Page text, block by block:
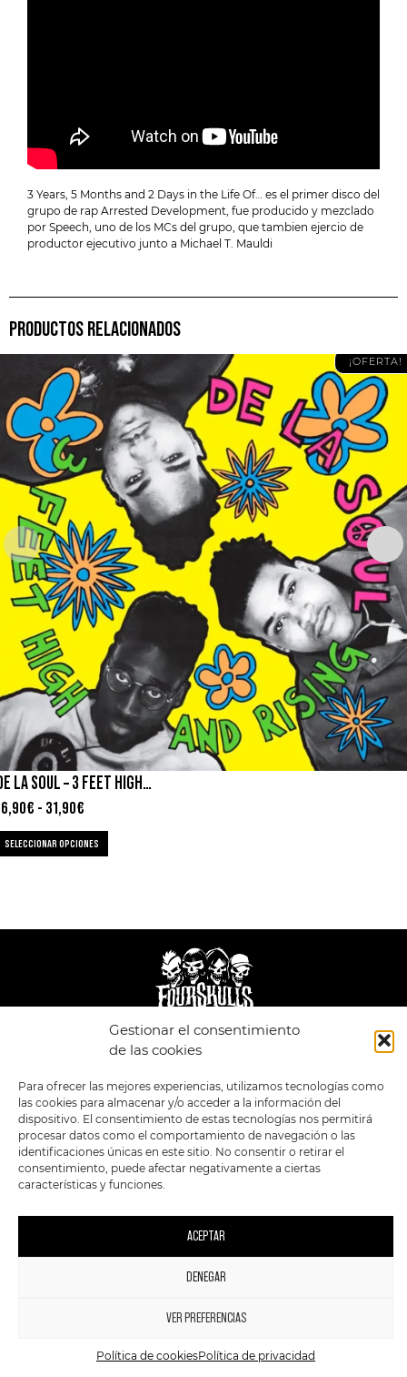
Gestionar el consentimiento
de las cookies
Para ofrecer las mejores experiencias, utilizamos tecnologías como
las cookies para almacenar y/o acceder a la información del
dispositivo. El consentimiento de estas tecnologías nos permitirá
procesar datos como el comportamiento de navegación o las
identificaciones únicas en este sitio. No consentir o retirar el
consentimiento, puede afectar negativamente a ciertas
características y funciones.
ACEPTAR
DENEGAR
VER PREFERENCIAS
Política de cookiesPolítica de privacidad
3 Years, 5 Months and 2 Days in the Life Of… es el primer disco del
grupo de rap Arrested Development, fue producido y mezclado
por Speech, uno de los MCs del grupo, que tambien ejercio de
productor ejecutivo junto a Michael T. Mauldi
PRODUCTOS RELACIONADOS
¡OFERTA!
DE LA SOUL – 3 FEET HIGH AND RISING
€ - 31,90€
SELECCIONAR OPCIONES
POLÍTICA DE
PRIVACIDAD
TÉRMINOS Y
CONDICIONES
GENERALES DE LA
VENTA
POLÍTICA DE COOKIES
TIENDA
ESTILOS
FORMATOS
PREVENTAS
OFERTAS
MERCHANDISING
FOUR SKULLS
2023 FourSkulls. Reservados todos los derechos.